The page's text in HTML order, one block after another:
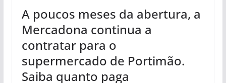
A poucos meses da abertura, a
Mercadona continua a
contratar para o
supermercado de Portimão.
Saiba quanto paga